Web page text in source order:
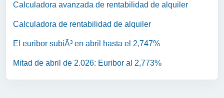
Calculadora avanzada de rentabilidad de alquiler
Calculadora de rentabilidad de alquiler
El euribor subiÃ³ en abril hasta el 2,747%
Mitad de abril de 2.026: Euribor al 2,773%